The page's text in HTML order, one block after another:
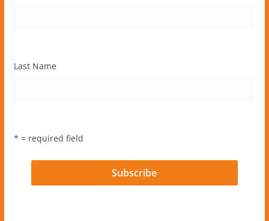
Last Name
* = required field